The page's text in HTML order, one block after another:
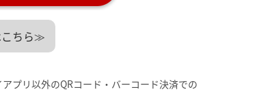
こちら≫
プリ以外のQRコード・バーコード決済での